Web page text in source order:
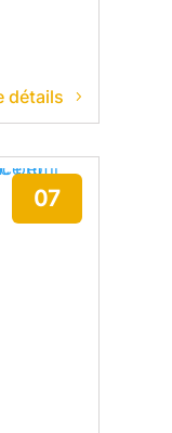
détails
07